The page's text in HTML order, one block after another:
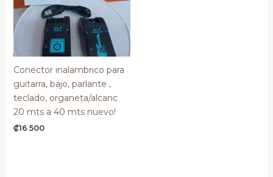
Conector inalambrico para
guitarra, bajo, parlante ,
teclado, organeta/alcanc
20 mts a 40 mts nuevo!
₡16 500